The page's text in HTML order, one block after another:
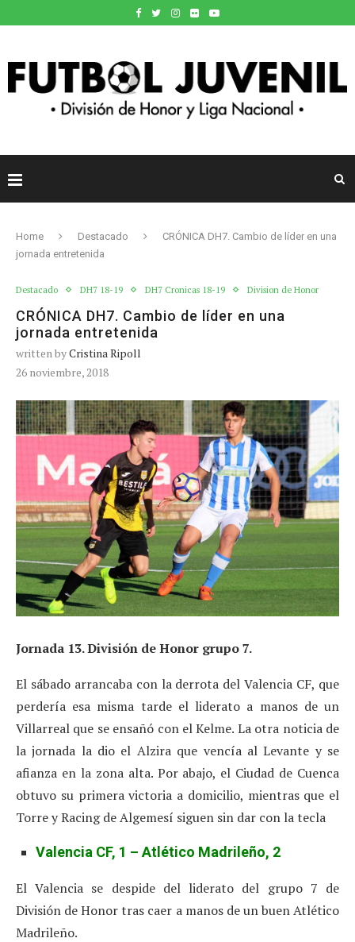
Home Destacado
CRÓNICA DH7. Cambio de líder en una
jornada entretenida
Destacado DH7 18-19 DH7 Cronicas 18-19 Division de Honor
CRÓNICA DH7. Cambio de líder en una
jornada entretenida
written byCristina Ripoll
26 noviembre, 2018
Jornada 13. División de Honor grupo 7.
El sábado arrancaba con la derrota del Valencia CF, que
perdería esa misma tarde el liderato a manos de un
Villarreal que se ensañó con el Kelme. La otra noticia de
la jornada la dio el Alzira que vencía al Levante y se
afianza en la zona alta. Por abajo, el Ciudad de Cuenca
obtuvo su primera victoria a domicilio, mientras que el
Torre y Racing de Algemesí siguen sin dar con la tecla
Valencia CF, 1 – Atlético Madrileño, 2
El Valencia se despide del liderato del grupo 7 de
División de Honor tras caer a manos de un buen Atlético
Madrileño.